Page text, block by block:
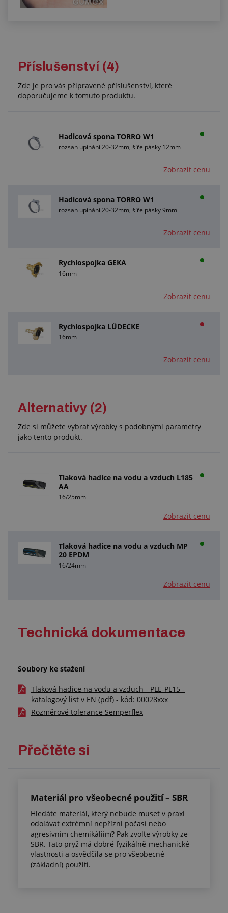
Příslušenství (4)
Zde je pro vás připravené příslušenství, které
doporučujeme k tomuto produktu.
Hadicová spona TORRO W1
rozsah upínání 20-32mm, šíře pásky 12mm
Zobrazit cenu
Hadicová spona TORRO W1
rozsah upínání 20-32mm, šíře pásky 9mm
Zobrazit cenu
Rychlospojka GEKA
16mm
Zobrazit cenu
Rychlospojka LÜDECKE
16mm
Zobrazit cenu
Alternativy (2)
Zde si můžete vybrat výrobky s podobnými parametry
jako tento produkt.
Tlaková hadice na vodu a vzduch L185
AA
16/25mm
Zobrazit cenu
Tlaková hadice na vodu a vzduch MP
20 EPDM
16/24mm
Zobrazit cenu
Technická dokumentace
Soubory ke stažení
Tlaková hadice na vodu a vzduch - PLE-PL15 -
katalogový list v EN (pdf) - kód: 00028xxx
Rozměrové tolerance Semperflex
Přečtěte si
Materiál pro všeobecné použití – SBR
Hledáte materiál, který nebude muset v praxi
odolávat extrémní nepřízni počasí nebo
agresivním chemikáliím? Pak zvolte výrobky ze
SBR. Tato pryž má dobré fyzikálně-mechanické
vlastnosti a osvědčila se pro všeobecné
(základní) použití.